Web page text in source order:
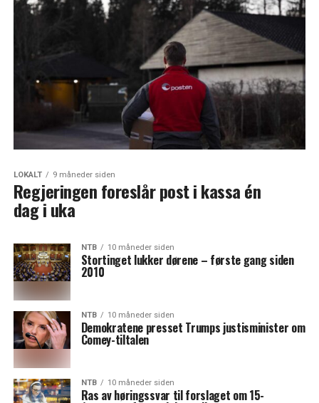
LOKALT 9 måneder siden
Regjeringen foreslår post i kassa én
dag i uka
NTB 10 måneder siden
Stortinget lukker dørene – første gang siden
2010
NTB 10 måneder siden
Demokratene presset Trumps justisminister om
Comey-tiltalen
NTB 10 måneder siden
Ras av høringssvar til forslaget om 15-